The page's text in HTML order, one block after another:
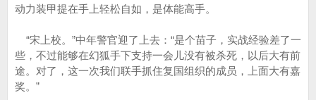
动力装甲提在手上轻松自如，是体能高手。
“宋上校。”中年警官迎了上去：“是个苗子，实战经验差了一
些，不过能够在幻狐手下支持一会儿没有被杀死，以后大有前
途。对了，这一次我们联手抓住复国组织的成员，上面大有嘉
奖。”